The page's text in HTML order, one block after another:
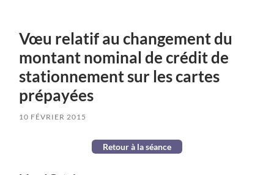
Vœu relatif au changement du
montant nominal de crédit de
stationnement sur les cartes
prépayées
10 FÉVRIER 2015
Retour à la séance